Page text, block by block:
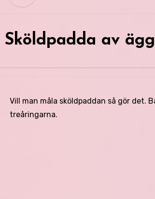
Sköldpadda av
Vill man måla sköldpaddan så gör det.
treåringarna.